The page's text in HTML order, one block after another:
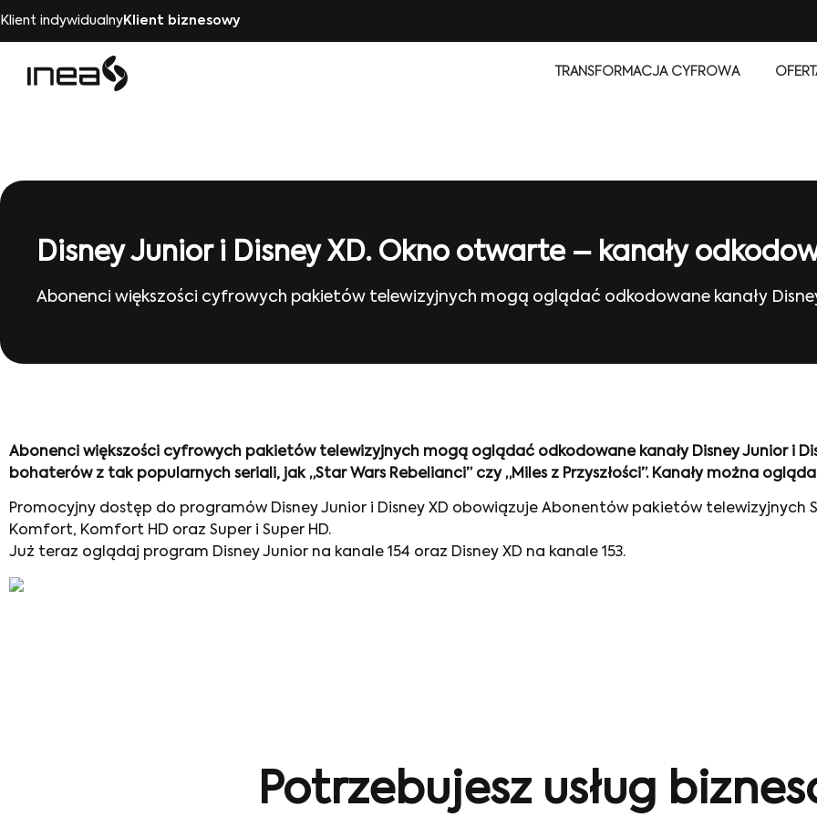
Klient indywidualnyKlient biznesowy
TRANSFORMACJA CYFROWA
Disney Junior i Disney XD. Okno otwarte – kanały
Abonenci większości cyfrowych pakietów telewizyjnych mogą oglądać odkodowane kanały Disney
Abonenci większości cyfrowych pakietów telewizyjnych mogą oglądać odkodowane kanały Disney Junior i
bohaterów z tak popularnych seriali, jak „Star Wars Rebelianci” czy „Miles z Przyszłości”. Kanały można
Promocyjny dostęp do programów Disney Junior i Disney XD obowiązuje Abonentów pakietów telewizyjnych
Komfort, Komfort HD oraz Super i Super HD.
Już teraz oglądaj program Disney Junior na kanale 154 oraz Disney XD na kanale 153.
Potrzebujesz usług